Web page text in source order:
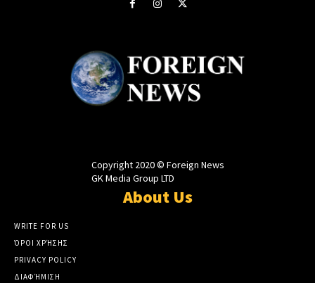
Copyright 2020 © Foreign News
GK Media Group LTD
About Us
WRITE FOR US
ΌΡΟΙ ΧΡΉΣΗΣ
PRIVACY POLICY
ΔΙΑΦΉΜΙΣΗ